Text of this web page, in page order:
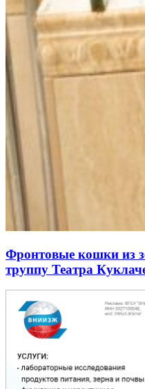
Фронтовые кошки из
труппу Театра